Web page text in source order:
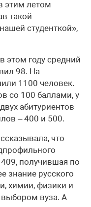
этим летом
такой
студенткой»,
этом году средний
98. На
1100 человек.
со 100 баллами, у
абитуриентов
– 400 и 500.
что
получившая по
знание русского
химии, физики и
выбором вуза. А